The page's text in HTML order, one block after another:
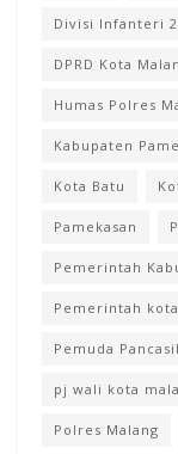
Divisi Infanteri
DPRD Kota
Humas Polres
Kabupaten
Kota Batu
Pamekasan
Pemerintah
Pemerintah
Pemuda
pj wali kota
Polres Malang